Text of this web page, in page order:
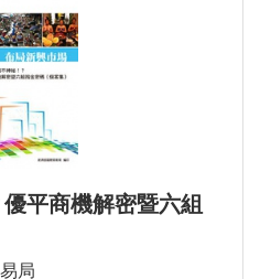
平商機解密暨六組
局